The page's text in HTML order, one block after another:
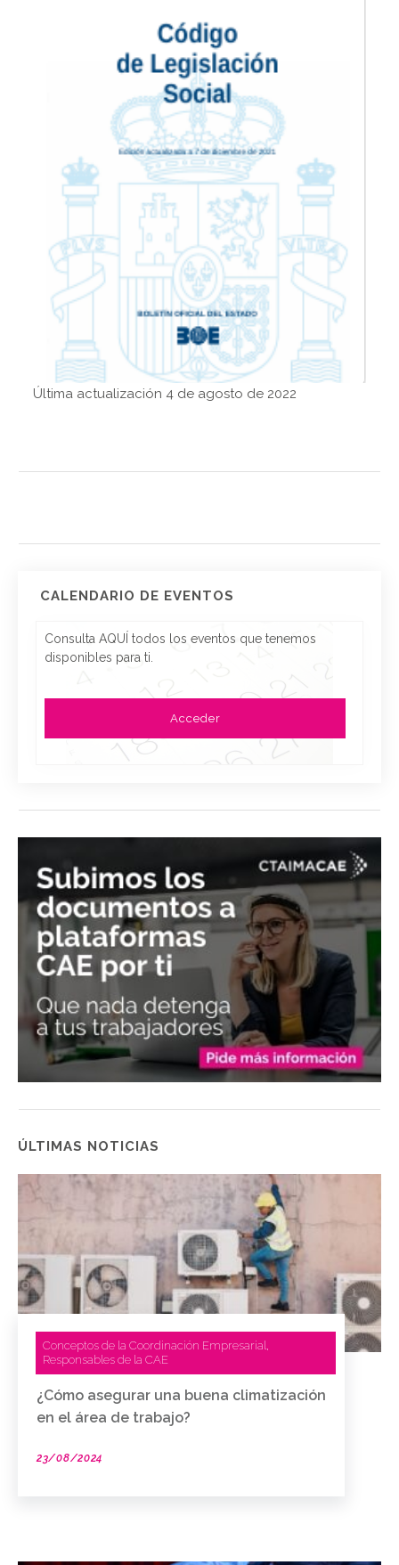
Última actualización 4 de agosto de 2022
CALENDARIO DE EVENTOS
Consulta AQUÍ todos los eventos que tenemos
disponibles para ti.
Acceder
ÚLTIMAS NOTICIAS
Conceptos de la Coordinación Empresarial ,
Responsables de la CAE
¿Cómo asegurar una buena climatización
en el área de trabajo?
23/08/2024